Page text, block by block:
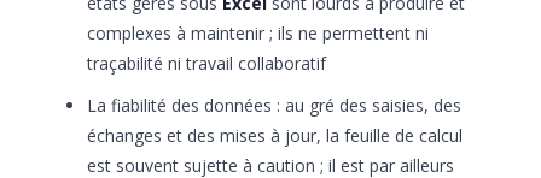
complexes à maintenir ; ils ne permettent ni
traçabilité ni travail collaboratif
La fiabilité des données : au gré des saisies, des
échanges et des mises à jour, la feuille de calcul
est souvent sujette à caution ; il est par ailleurs